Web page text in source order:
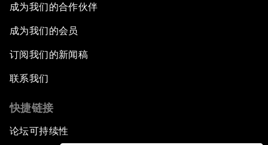
成为我们的合作伙伴
成为我们的会员
订阅我们的新闻稿
联系我们
快捷链接
论坛可持续性